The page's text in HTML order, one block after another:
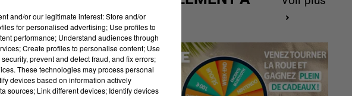
samedi soir
En
à cause de
GAGNER
and/or our legitimate interest: Store and/or
for personalised advertising; Use profiles to
performance; Understand audiences through
Create profiles to personalise content; Use
prevent and detect fraud, and fix errors;
These technologies may process personal
devices based on information actively
sources; Link different devices; Identify devices